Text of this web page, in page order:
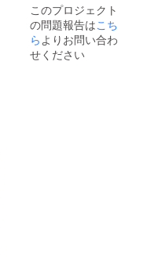
権
このプロジェクト
の問題報告はこち
ら よりお問い合わ
せください